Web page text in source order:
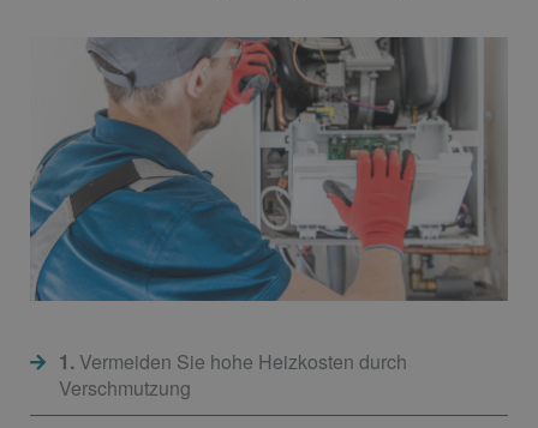
1.Vermeiden Sie hohe Heizkosten durch
Verschmutzung